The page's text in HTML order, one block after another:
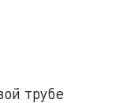
трубе